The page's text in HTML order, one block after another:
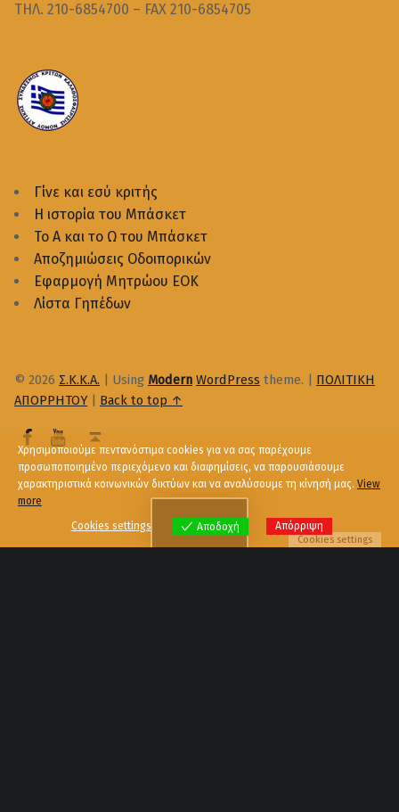
Menu
ΤΗΛ. 210-6854700 – FAX 210-6854705
Γίνε και εσύ κριτής
Η ιστορία του Μπάσκετ
Το Α και το Ω του Μπάσκετ
Αποζημιώσεις Οδοιπορικών
Εφαρμογή Μητρώου ΕΟΚ
Λίστα Γηπέδων
© 2026 Σ.Κ.Κ.Α. Using Modern WordPress theme.
ΠΟΛΙΤΙΚΗ
ΑΠΟΡΡΗΤΟΥ
Back to top ↑
Χρησιμοποιούμε πεντανόστιμα cookies για να σας παρέχουμε
προσωποποιημένο περιεχόμενο και διαφημίσεις, να παρουσιάσουμε
χαρακτηριστικά κοινωνικών δικτύων και να αναλύσουμε τη κίνησή μας. View
more
Cookies settings
Αποδοχή Απόρριψη
Cookies settings